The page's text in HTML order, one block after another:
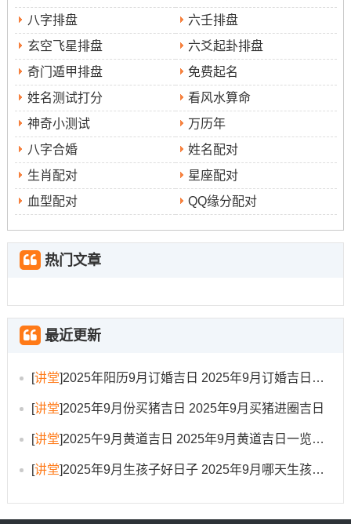
八字排盘
六壬排盘
玄空飞星排盘
六爻起卦排盘
奇门遁甲排盘
免费起名
姓名测试打分
看风水算命
神奇小测试
万历年
八字合婚
姓名配对
生肖配对
星座配对
血型配对
QQ缘分配对
热门文章
最近更新
[讲堂]2025年阳历9月订婚吉日 2025年9月订婚吉日有哪几天
[讲堂]2025年9月份买猪吉日 2025年9月买猪进圈吉日
[讲堂]2025午9月黄道吉日 2025年9月黄道吉日一览表大全
[讲堂]2025年9月生孩子好日子 2025年9月哪天生孩子比较好